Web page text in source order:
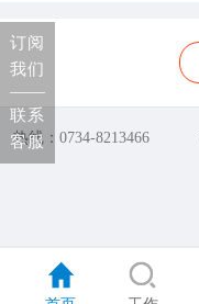
热线：0734-8213466
订阅
我们
联系
客服